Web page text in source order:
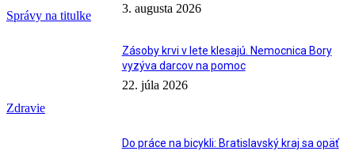
Správy na titulke
3. augusta 2026
Zdravie
Zásoby krvi v lete klesajú. Nemocnica Bory
vyzýva darcov na pomoc
22. júla 2026
Do práce na bicykli: Bratislavský kraj sa opäť